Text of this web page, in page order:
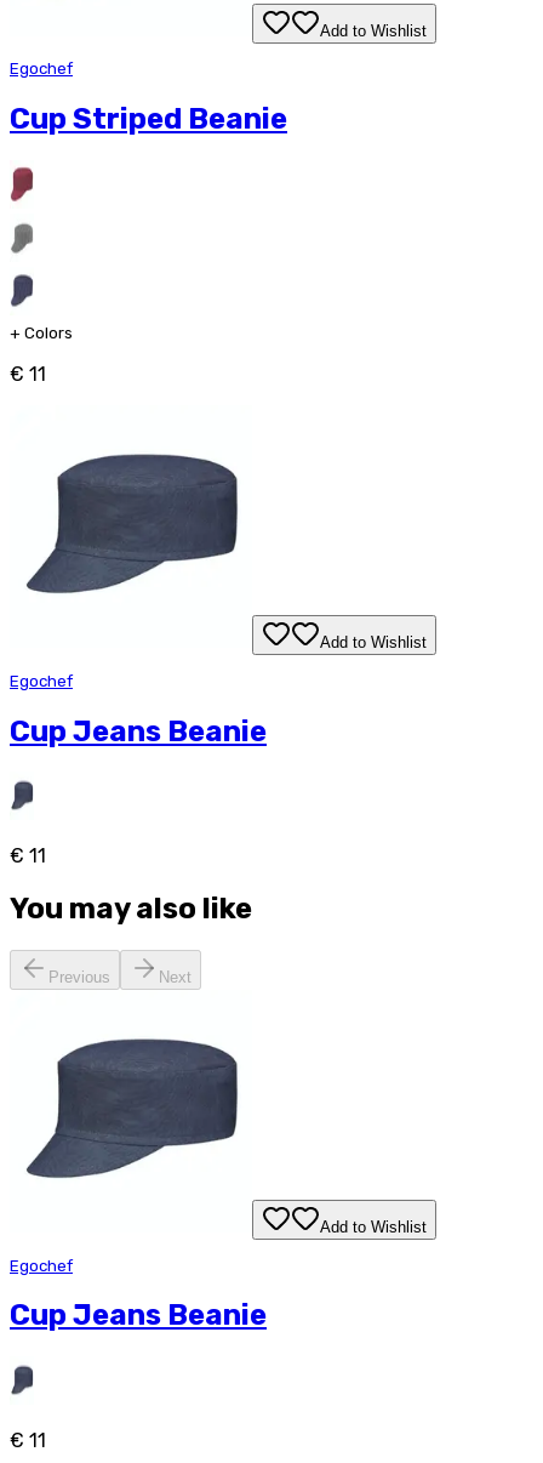
Add to Wishlist
Egochef
Cup Striped Beanie
+ Colors
€ 11
Add to Wishlist
Egochef
Cup Jeans Beanie
€ 11
You may also like
Previous Next
Add to Wishlist
Egochef
Cup Jeans Beanie
€ 11